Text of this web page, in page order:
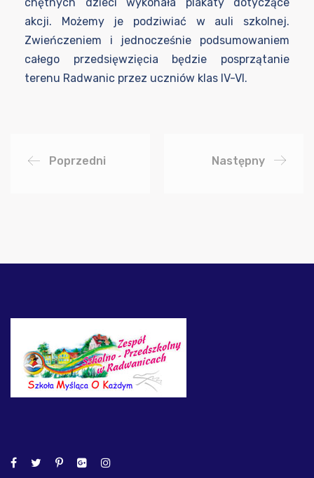
akcji. Możemy je podziwiać w auli szkolnej.
Zwieńczeniem i jednocześnie podsumowaniem
całego przedsięwzięcia będzie posprzątanie
terenu Radwanic przez uczniów klas IV-VI.
Poprzedni Następny